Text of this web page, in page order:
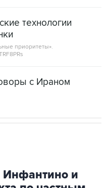
технологии
приоритеты».
с Ираном
и